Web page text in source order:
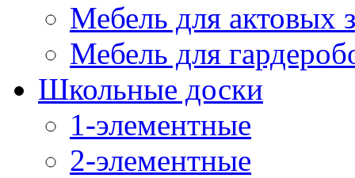
Мебель для актовых
Мебель для
Школьные доски
1-элементные
2-элементные